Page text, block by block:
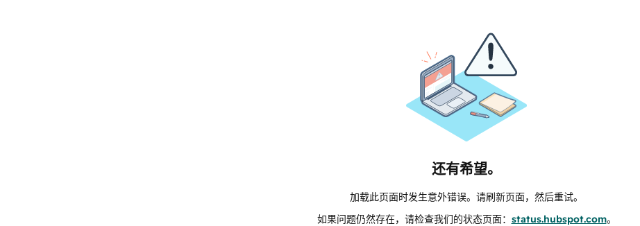
还有希望。
加载此页面时发生意外错误。请刷新页面，然后重试。
如果问题仍然存在，请检查我们的状态页面： status.hubspot.com。